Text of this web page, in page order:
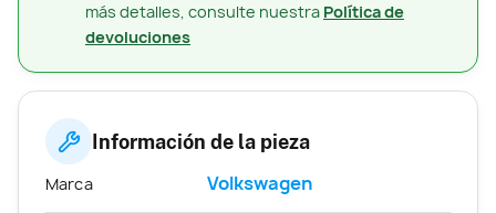
más detalles, consulte nuestra Política de
devoluciones
Información de la pieza
Marca Volkswagen